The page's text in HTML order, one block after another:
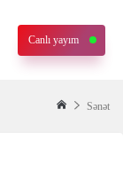
Canlı yayım
Sənət